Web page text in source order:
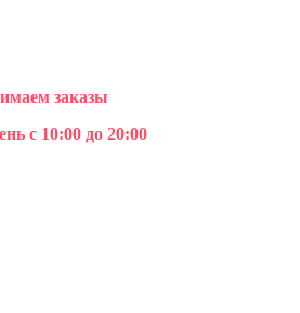
заказы
с 10:00 до 20:00